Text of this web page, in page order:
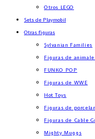
Otros LEGO
Sets de Playmobil
Otras figuras
Sylvanian Families
Figuras de
FUNKO POP
Figuras de WWE
Hot Toys
Figuras de
Figuras de Cable
Mighty Muggs